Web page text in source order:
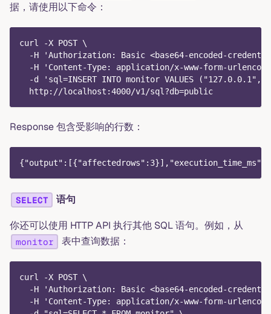
据，请使用以下命令：
curl -X POST \
-H 'Authorization: Basic <base64-encoded-
-H 'Content-Type: application/x-www-form-
-d 'sql=INSERT INTO monitor VALUES ("127.0.0.1",
  http://localhost:4000/v1/sql?db=public
Response 包含受影响的行数：
SELECT 语句
你还可以使用 HTTP API 执行其他 SQL 语句。例如，从
monitor 表中查询数据：
curl -X POST \
-H 'Authorization: Basic <base64-encoded-
-H 'Content-Type: application/x-www-form-